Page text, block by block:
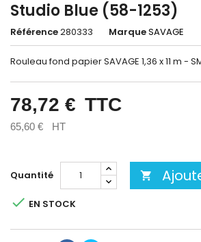
Studio Blue (58-1253)
Référence280333 MarqueSAVAGE
Rouleau fond papier SAVAGE 1,36 x 11 m -
78,72 € TTC
65,60 € HT
Quantité 
 EN STOCK